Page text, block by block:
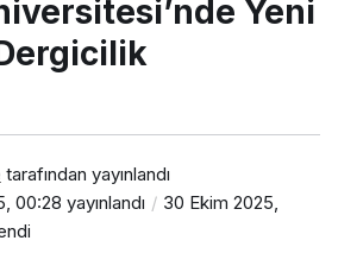
Yeni
tarafından yayınlandı
00:28 yayınlandı
30 Ekim 2025,